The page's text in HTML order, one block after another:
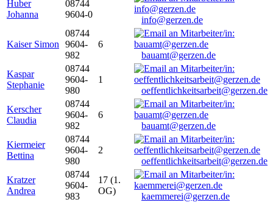
Huber
Johanna
08744
9604-0
info@gerzen.de
Kaiser Simon
08744
9604-
982
6
bauamt@gerzen.de
Kaspar
Stephanie
08744
9604-
980
1
oeffentlichkeitsarbeit@gerzen.de
Kerscher
Claudia
08744
9604-
982
6
bauamt@gerzen.de
Kiermeier
Bettina
08744
9604-
980
2
oeffentlichkeitsarbeit@gerzen.de
Kratzer
Andrea
08744
9604-
983
17 (1.
OG)
kaemmerei@gerzen.de